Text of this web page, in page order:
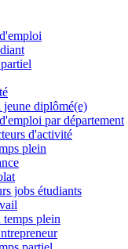
diplômé(e)
par département
d'activité
plein
jobs étudiants
plein